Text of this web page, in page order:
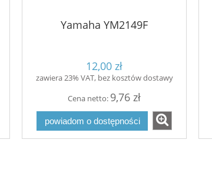
Yamaha YM2149F
12,00 zł
zawiera 23% VAT, bez kosztów dostawy
Cena netto: 9,76 zł
powiadom o dostępności